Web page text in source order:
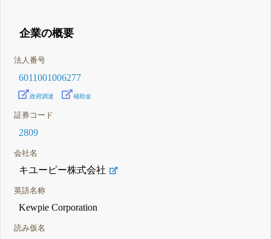
企業の概要
法人番号
6011001006277
政府調達 補助金
証券コード
2809
会社名
キユーピー株式会社
英語名称
Kewpie Corporation
読み仮名